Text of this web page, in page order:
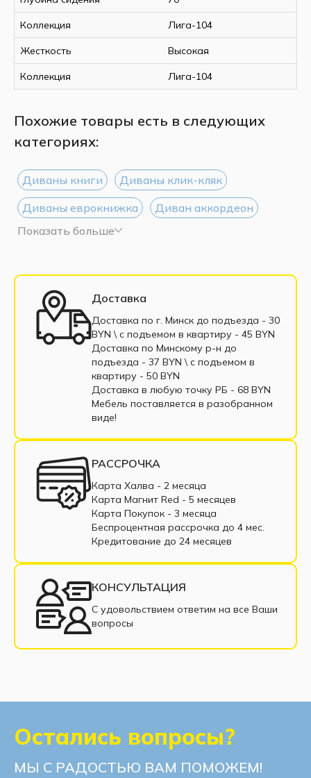
Коллекция Лига-104
Жесткость Высокая
Коллекция Лига-104
Похожие товары есть в следующих
категориях:
Диваны книги
Диваны клик-кляк
Диваны еврокнижка
Диван аккордеон
Диваны Дельфин
Диваны 200 см
Трёхместные диван
Односпальные диваны
Софа
Диваны с пенополиуретаном
Диваны пантограф
Диваны с пружинным блоком
Маленькие диваны
Большие диваны
Диваны с подлокотниками
Диваны из ткани
Диваны в рассрочку
Недорогие диваны
Прямые диваны
Раскладные диваны
Диваны из рогожки
Диваны из велюра
Современные диваны
Диваны с нишей для белья
Показать больше
Доставка
Доставка по г. Минск до подъезда - 30
BYN \ c подъемом в квартиру - 45 BYN
Доставка по Минскому р-н до
подъезда - 37 BYN \ c подъемом в
квартиру - 50 BYN
Доставка в любую точку РБ - 68 BYN
Мебель поставляется в разобранном
виде!
РАССРОЧКА
Карта Халва - 2 месяца
Карта Магнит Red - 5 месяцев
Карта Покупок - 3 месяца
Беспроцентная рассрочка до 4 мес.
Кредитование до 24 месяцев
КОНСУЛЬТАЦИЯ
С удовольствием ответим на все Ваши
вопросы
Остались вопросы?
МЫ С РАДОСТЬЮ ВАМ ПОМОЖЕМ!